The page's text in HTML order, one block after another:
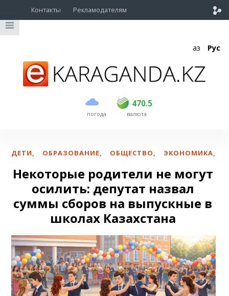
Контакты Рекламодателям
Қаз Рус
погода
470.5
USD 469 470.5
EUR валюта
ДЕТИ, ОБРАЗОВАНИЕ, ОБЩЕСТВО, ЭКОНОМИКА,
Некоторые родители не могут
осилить: депутат назвал
суммы сборов на выпускные в
школах Казахстана